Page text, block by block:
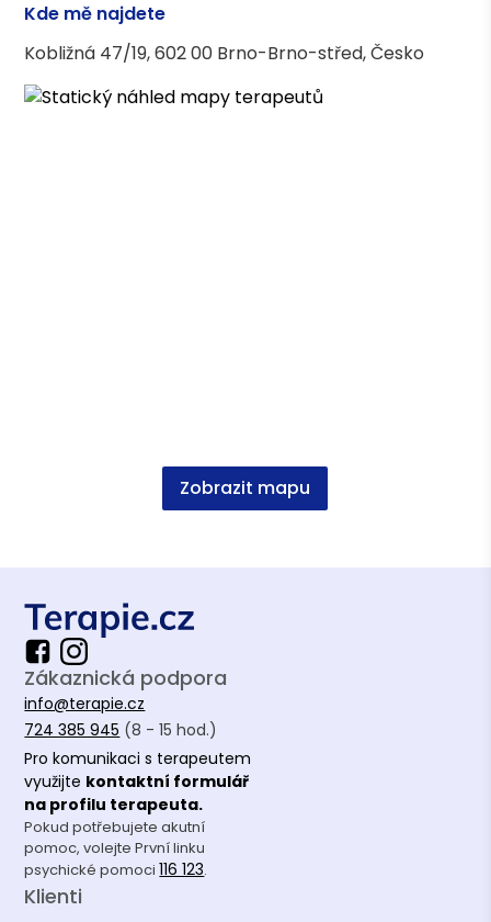
Kde mě najdete
Kobližná 47/19, 602 00 Brno-Brno-střed, Česko
Zobrazit mapu
Zákaznická podpora
info@terapie.cz
724 385 945 (8 - 15 hod.)
Pro komunikaci s terapeutem
využijte kontaktní formulář
na profilu terapeuta.
Pokud potřebujete akutní
pomoc, volejte První linku
psychické pomoci116 123.
Klienti